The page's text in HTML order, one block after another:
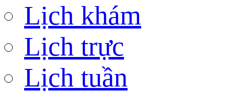
Lịch khám
Lịch trực
Lịch tuần